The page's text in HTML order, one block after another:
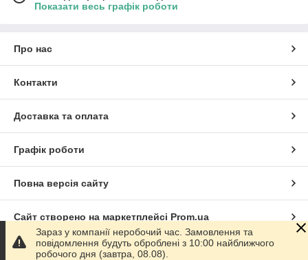
Показати весь графік роботи
Про нас
Контакти
Доставка та оплата
Графік роботи
Повна версія сайту
Сайт створено на маркетплейсі Prom.ua
Політика конфіденційності
Зараз у компанії неробочий час. Замовлення та
повідомлення будуть оброблені з 10:00 найближчого
робочого дня (завтра, 08.08).